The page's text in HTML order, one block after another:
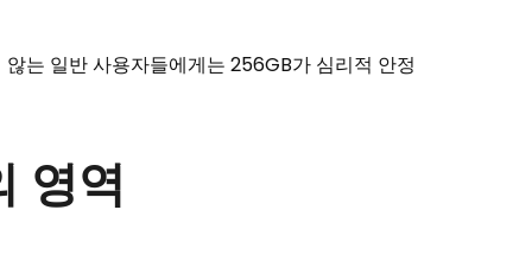
는 일반 사용자들에게는 256GB가 심리적 안정
영역